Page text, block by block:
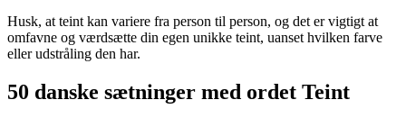
Husk, at teint kan variere fra person til person, og det er vigtigt at
omfavne og værdsætte din egen unikke teint, uanset hvilken farve
eller udstråling den har.
50 danske sætninger med ordet Teint